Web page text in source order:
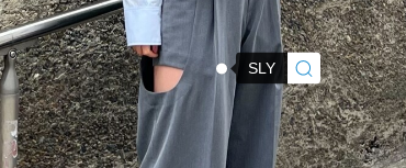
SLY